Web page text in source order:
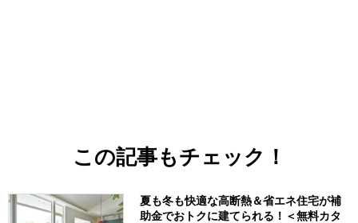
この記事もチェック！
夏も冬も快適な高断熱＆省エネ住宅が補
助金でおトクに建てられる！＜無料カタ